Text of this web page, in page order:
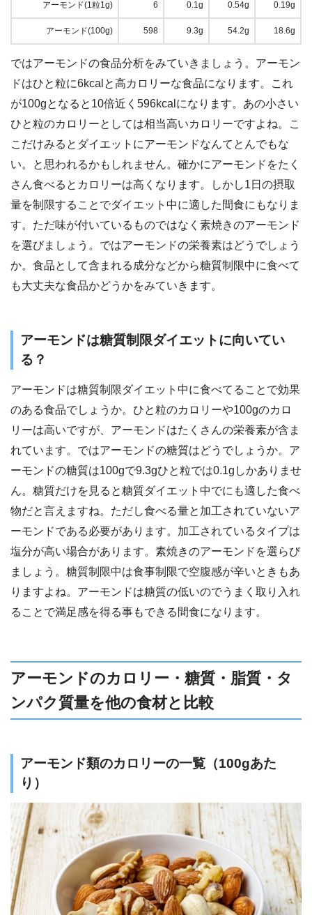
アーモンド(1粒1g) 6 0.1g 0.54g 0.19g
アーモンド(100g) 598 9.3g 54.2g 18.6g
ではアーモンドの食品分析をみていきましょう。アーモン
ドはひと粒に6kcalと高カロリーな食品になります。これ
が100gとなると10倍近く596kcalになります。あの小さい
ひと粒のカロリーとしては相当高いカロリーですよね。こ
こだけみるとダイエットにアーモンドなんてとんでもな
い。と思われるかもしれません。確かにアーモンドをたく
さん食べるとカロリーは高くなります。しかし1日の摂取
量を制限することでダイエット中に適した間食にもなりま
す。ただ味が付いているものではなく素焼きのアーモンド
を選びましょう。ではアーモンドの栄養素はどうでしょう
か。食品として含まれる成分などから糖質制限中に食べて
も大丈夫な食品かどうかをみていきます。
アーモンドは糖質制限ダイエットに向いてい
る？
アーモンドは糖質制限ダイエット中に食べてることで効果
のある食品でしょうか。ひと粒のカロリーや100gのカロ
リーは高いですが、アーモンドはたくさんの栄養素が含ま
れています。ではアーモンドの糖質はどうでしょうか。ア
ーモンドの糖質は100gで9.3gひと粒では0.1gしかありませ
ん。糖質だけを見ると糖質ダイエット中でにも適した食べ
物だと言えますね。ただし食べる量と加工されていないア
ーモンドである必要があります。加工されているタイプは
塩分が高い場合があります。素焼きのアーモンドを選らび
ましょう。糖質制限中は食事制限で空腹感が辛いときもあ
りますよね。アーモンドは糖質の低いのでうまく取り入れ
ることで満足感を得る事もできる間食になります。
アーモンドのカロリー・糖質・脂質・タ
ンパク質量を他の食材と比較
アーモンド類のカロリーの一覧（100gあた
り）